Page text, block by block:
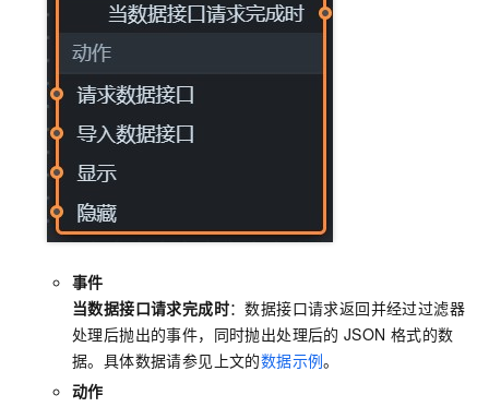
事件
当数据接口请求完成时：数据接口请求返回并经过过滤器
处理后抛出的事件，同时抛出处理后的 JSON 格式的数
据。具体数据请参见上文的数据示例。
动作